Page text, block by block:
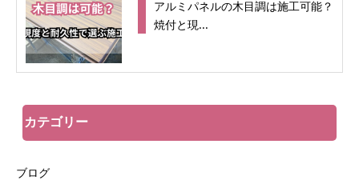
アルミパネルの木目調は施工可能？
焼付と現...
カテゴリー
ブログ